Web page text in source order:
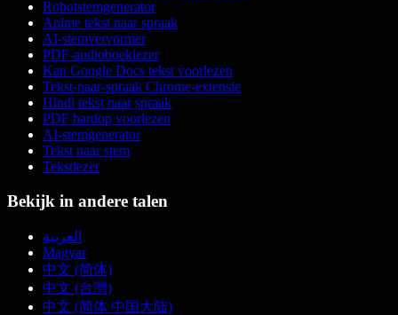
Robotstemgenerator
Anime tekst naar spraak
AI-stemvervormer
PDF-audioboeklezer
Kan Google Docs tekst voorlezen
Tekst-naar-spraak Chrome-extensie
Hindi tekst naar spraak
PDF hardop voorlezen
AI-stemgenerator
Tekst naar stem
Tekstlezer
Bekijk in andere talen
العربية
Magyar
中文 (简体)
中文 (台灣)
中文 (简体 中国大陆)